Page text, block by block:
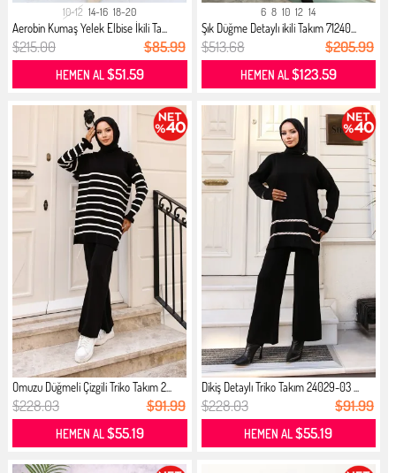
10-12 14-16 18-20
Aerobin Kumaş Yelek Elbise İkili Ta...
$215.00 $85.99
HEMEN AL$51.59
6 8 10 12 14
Şık Düğme Detaylı ikili Takım 71240...
$513.68 $205.99
HEMEN AL$123.59
Omuzu Düğmeli Çizgili Triko Takım 2...
$228.03 $91.99
HEMEN AL$55.19
Dikiş Detaylı Triko Takım 24029-03 ...
$228.03 $91.99
HEMEN AL$55.19